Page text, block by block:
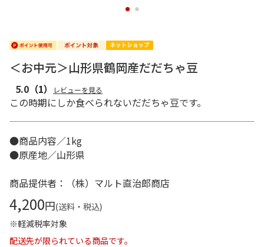
1 2
＜お中元＞山形県鶴岡産だだちゃ豆
5.0 （1） レビューを見る
この時期にしか食べられないだだちゃ豆です。
●商品内容／1kg
●原産地／山形県
商品提供者：（株）マルト直治郎商店
4,200円(送料・税込)
※軽減税率対象
配送先が限られている商品です。